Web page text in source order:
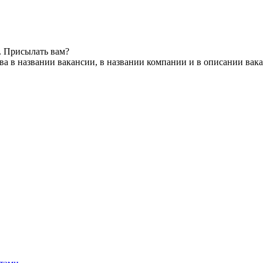
Присылать вам?
в названии вакансии, в названии компании и в описании